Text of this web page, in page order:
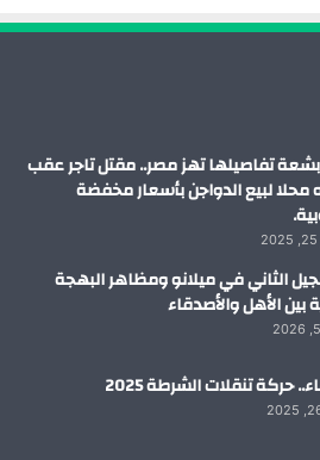
م
تفاصيلها تهز مصر.. مقتل تاجر عقب
محلا لبيع الدواجن بأسعار مخفضة
الثاني في ميلانو ومظاهر البهجة
بين الأهل والأصدقاء
حركة تنقلات الشرطة 2025